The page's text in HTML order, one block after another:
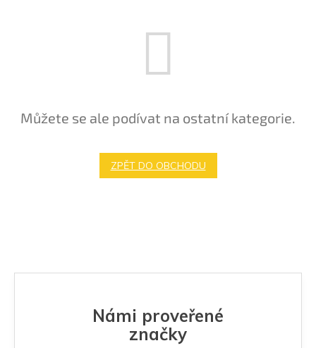
Můžete se ale podívat na ostatní kategorie.
ZPĚT DO OBCHODU
Námi proveřené
značky